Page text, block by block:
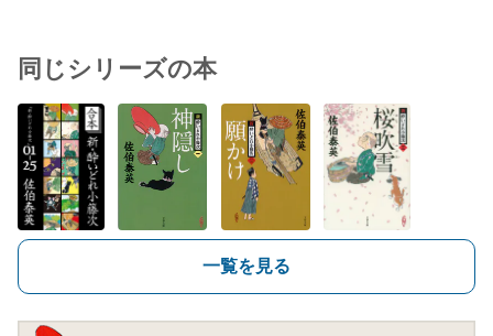
同じシリーズの本
一覧を見る